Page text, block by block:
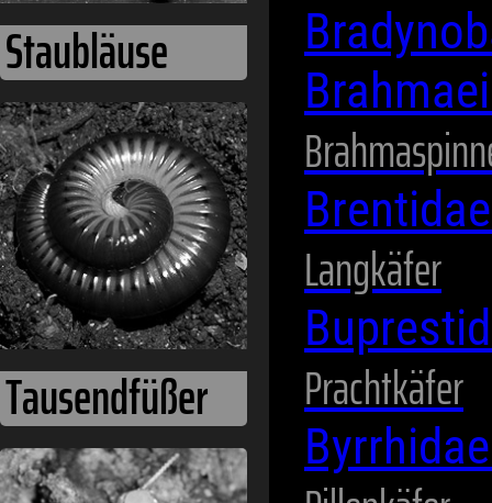
Tausendfüßer
Termiten
Langkäfer
Prachtkäfer